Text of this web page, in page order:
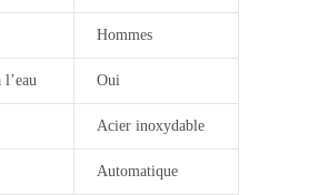
Hommes
l’eau Oui
Acier inoxydable
Automatique